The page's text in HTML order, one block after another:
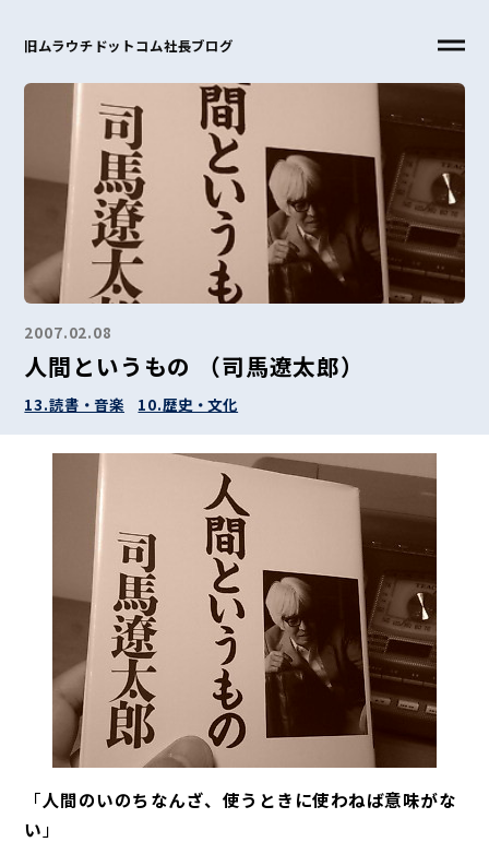
旧ムラウチドットコム社長ブログ
2007.02.08
人間というもの （司馬遼太郎）
13.読書・音楽 10.歴史・文化
「人間のいのちなんざ、使うときに使わねば意味がな
い 」